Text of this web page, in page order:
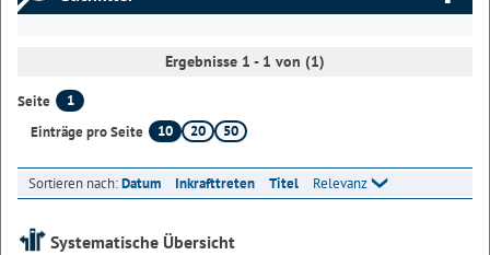
Ergebnisse 1 - 1 von (1)
Seite
1
Einträge pro Seite
10 20 50
Sortieren nach:Datum Inkrafttreten Titel Relevanz
Systematische Übersicht